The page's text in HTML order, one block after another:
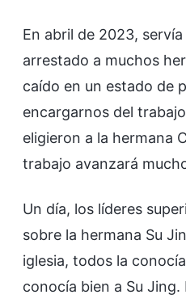
En abril de 2023,
arrestado a muchos
caído en un estado de
encargarnos del
eligieron a la hermana
trabajo avanzará
Un día, los líderes
sobre la hermana Su
iglesia, todos la
conocía bien a Su Jing.